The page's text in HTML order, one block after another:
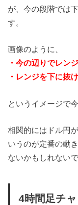
が、今の段階では
す。
画像のように、
・今の辺りでレン
・レンジを下に抜
というイメージで
相関的にはドル円
いうのが定番の動
ないかもしれないで
4時間足チ